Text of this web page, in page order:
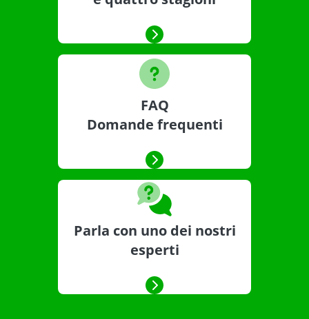
FAQ
Domande frequenti
Parla con uno dei nostri
esperti